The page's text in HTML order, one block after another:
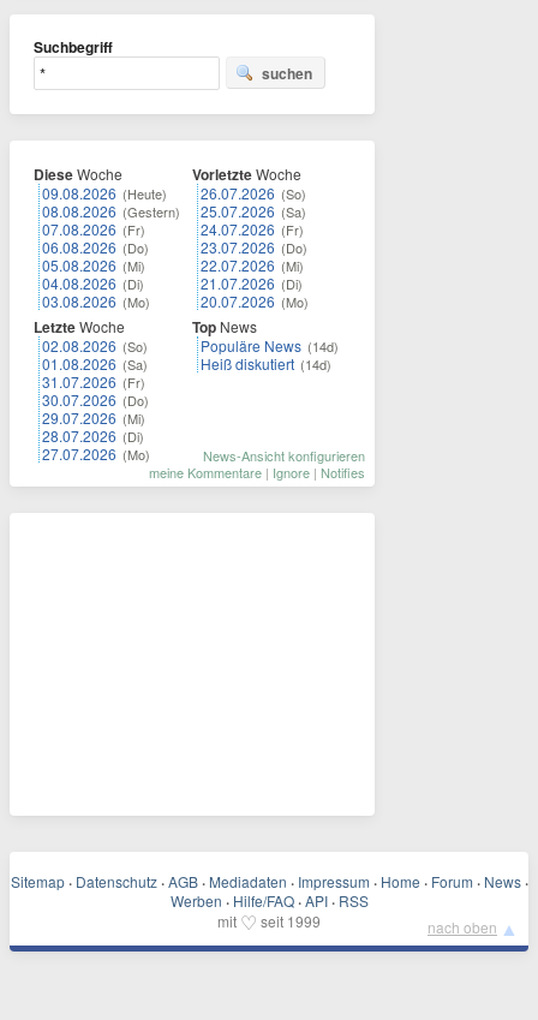
Suchbegriff
suchen
DieseWoche
09.08.2026 (Heute)
08.08.2026 (Gestern)
07.08.2026 (Fr)
06.08.2026 (Do)
05.08.2026 (Mi)
04.08.2026 (Di)
03.08.2026 (Mo)
LetzteWoche
02.08.2026 (So)
01.08.2026 (Sa)
31.07.2026 (Fr)
30.07.2026 (Do)
29.07.2026 (Mi)
28.07.2026 (Di)
27.07.2026 (Mo)
VorletzteWoche
26.07.2026 (So)
25.07.2026 (Sa)
24.07.2026 (Fr)
23.07.2026 (Do)
22.07.2026 (Mi)
21.07.2026 (Di)
20.07.2026 (Mo)
Top News
Populäre News (14d)
Heiß diskutiert (14d)
News-Ansicht konfigurieren
meine Kommentare | Ignore | Notifies
Sitemap · Datenschutz · AGB · Mediadaten · Impressum · Home · Forum · News ·
Werben · Hilfe/FAQ · API · RSS
mit ♡ seit 1999 nach oben ▲